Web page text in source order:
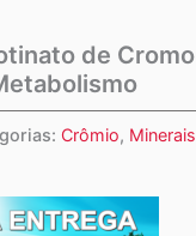
de
Crômio, Minerais